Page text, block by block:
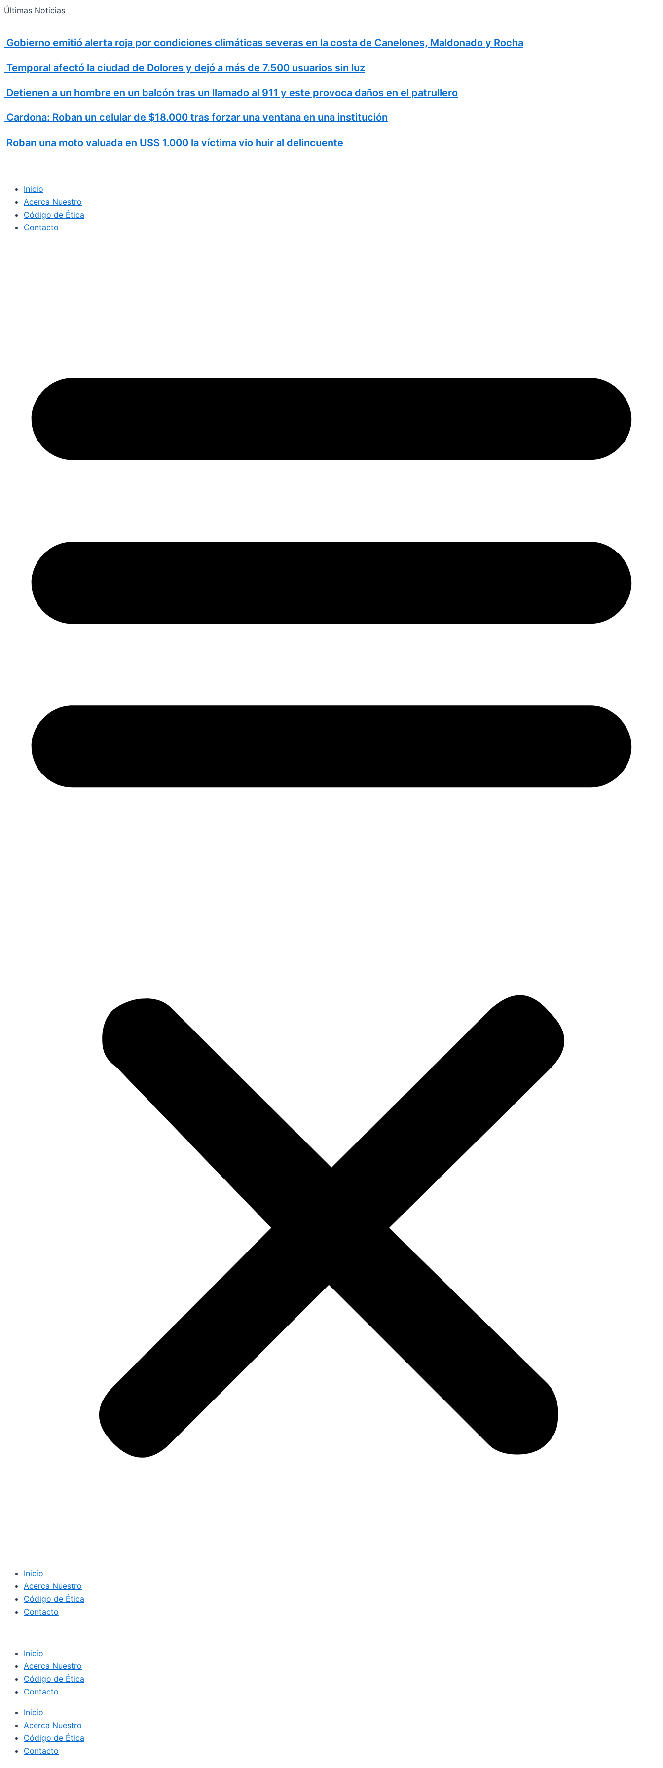
Ir
Últimas Noticias
Gobierno emitió alerta roja por condiciones climáticas severas en la costa de Canelones, Maldonado y Rocha
Temporal afectó la ciudad de Dolores y dejó a más de 7.500 usuarios sin luz
Detienen a un hombre en un balcón tras un llamado al 911 y este provoca daños en el patrullero
Cardona: Roban un celular de $18.000 tras forzar una ventana en una institución
Roban una moto valuada en U$S 1.000 la víctima vio huir al delincuente
Inicio
Acerca Nuestro
Código de Ética
Contacto
Inicio
Acerca Nuestro
Código de Ética
Contacto
Inicio
Acerca Nuestro
Código de Ética
Contacto
Inicio
Acerca Nuestro
Código de Ética
Contacto
Search